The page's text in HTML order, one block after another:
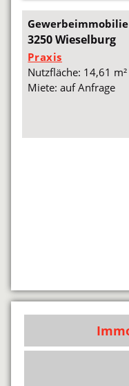
3250 Wieselburg
Praxis
Nutzfläche: 14,61 m²
Miete: auf Anfrage